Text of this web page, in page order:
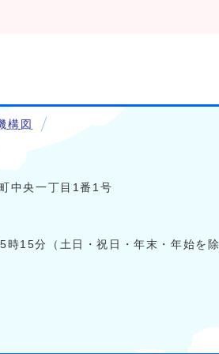
構図
中央一丁目1番1号
15分（土日・祝日・年末・年始を除